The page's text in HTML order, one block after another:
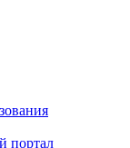
портал